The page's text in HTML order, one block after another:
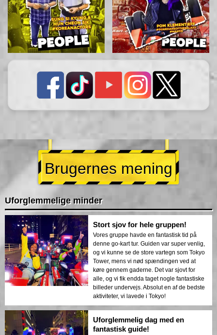
Brugernes mening
Uforglemmelige minder
Stort sjov for hele gruppen!
Vores gruppe havde en fantastisk tid på
denne go-kart tur. Guiden var super venlig,
og vi kunne se de store vartegn som Tokyo
Tower, mens vi nød spændingen ved at
køre gennem gaderne. Det var sjovt for
alle, og vi fik endda taget nogle fantastiske
billeder undervejs. Absolut en af de bedste
aktiviteter, vi lavede i Tokyo!
Uforglemmelig dag med en
fantastisk guide!